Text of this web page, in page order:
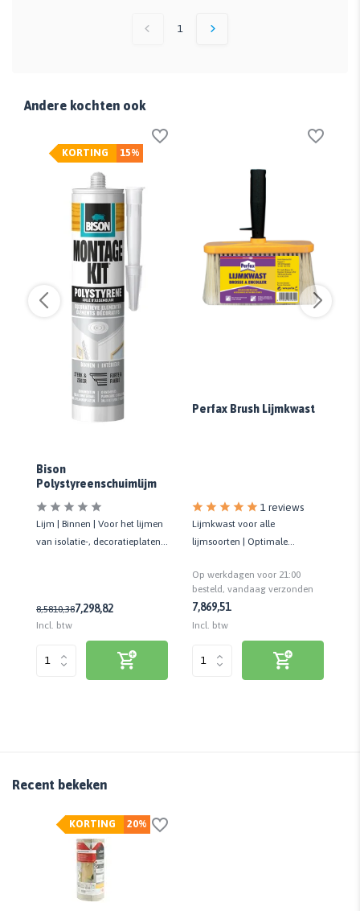
1
Andere kochten ook
15%
KORTING
Bison
Polystyreenschuimlijm
Lijm | Binnen | Voor het lijmen
van isolatie-, decoratieplaten,
8,5810,387,298,82
Incl. btw
Perfax Brush Lijmkwast
1 reviews
Lijmkwast voor alle
lijmsoorten | Optimale
Op werkdagen voor 21:00
besteld, vandaag verzonden
7,869,51
Incl. btw
Recent bekeken
20%
KORTING